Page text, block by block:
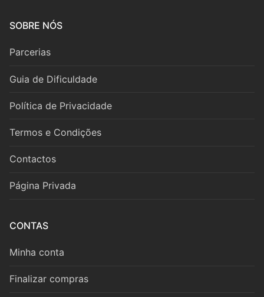
Metais
Violino
Viola
Violoncelo
SOBRE NÓS
Parcerias
Guia de Dificuldade
Política de Privacidade
Termos e Condições
Contactos
Página Privada
CONTAS
Minha conta
Finalizar compras